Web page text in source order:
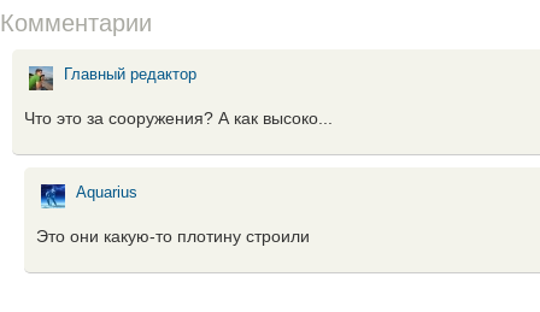
Комментарии
Главный редактор
Что это за сооружения? А как высоко...
Aquarius
Это они какую-то плотину строили